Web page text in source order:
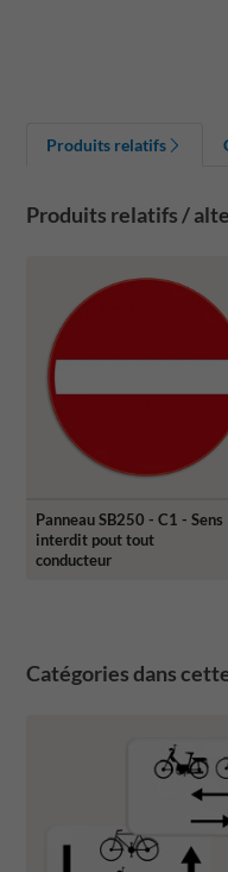
Produits relatifs
Produits relatifs /
Panneau SB250 - C1 - Sens
interdit pout tout
conducteur
Catégories dans